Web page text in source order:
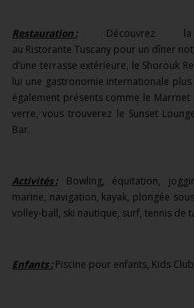
Restauration :Découvrez la
au Ristorante Tuscany pour un dîner
d’une terrasse extérieure, le Shorouk
lui une gastronomie internationale
également présents comme le
verre, vous trouverez le Sunset
Bar.
Activités :Bowling, équitation,
marine, navigation, kayak, plongée
volley-ball, ski nautique, surf, tennis de
Enfants :Piscine pour enfants, Kids